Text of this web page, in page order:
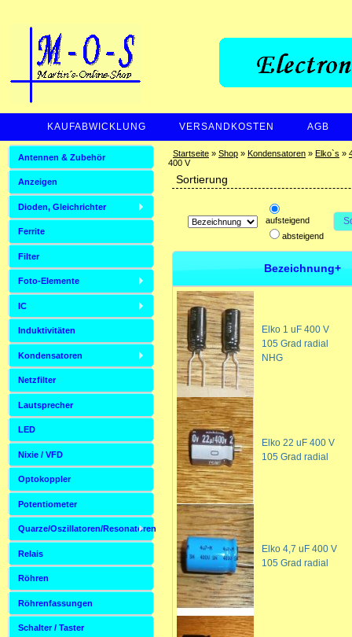
KAUFABWICKLUNG VERSANDKOSTEN AGB
ZAHLUNGSARTEN Startseite» Shop» Kondensatoren» Elko`s »
400 V
Sortierung
aufsteigend
absteigend
Bezeichnung+
Elko 1 uF 400 V
105 Grad radial
NHG
Elko 22 uF 400 V
105 Grad radial
Elko 4,7 uF 400 V
105 Grad radial
Antennen & Zubehör
Anzeigen
Dioden, Gleichrichter
Ferrite
Filter
Foto-Elemente
IC
Induktivitäten
Kondensatoren
Netzfilter
Lautsprecher
LED
Nixie / VFD
Optokoppler
Potentiometer
Quarze/Oszillatoren/Resonatoren
Relais
Röhren
Röhrenfassungen
Schalter / Taster